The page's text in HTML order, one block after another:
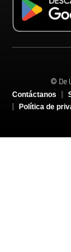
© De
Contáctanos
Política de